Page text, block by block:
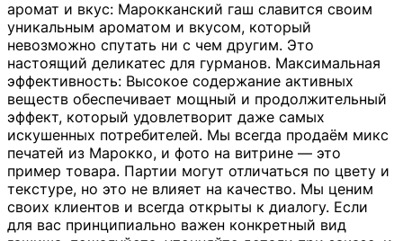
аромат и вкус: Марокканский гаш славится своим
уникальным ароматом и вкусом, который
невозможно спутать ни с чем другим. Это
настоящий деликатес для гурманов. Максимальная
эффективность: Высокое содержание активных
веществ обеспечивает мощный и продолжительный
эффект, который удовлетворит даже самых
искушенных потребителей. Мы всегда продаём микс
печатей из Марокко, и фото на витрине — это
пример товара. Партии могут отличаться по цвету и
текстуре, но это не влияет на качество. Мы ценим
своих клиентов и всегда открыты к диалогу. Если
для вас принципиально важен конкретный вид